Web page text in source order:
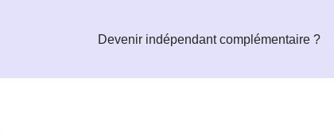
Devenir indépendant complémentaire ?